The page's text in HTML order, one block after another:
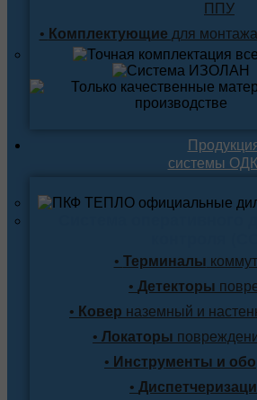
ППУ
• Комплектующие для
системы ОДК
• Терминалы
• Детекторы
• Ковер наземный и
• Локаторы
• Инструменты и
•